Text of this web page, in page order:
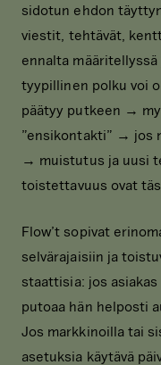
sidotun ehdon
viestit, tehtävät,
ennalta
tyypillinen polku voi
päätyy putkeen →
”ensikontakti” → jos
→ muistutus ja uusi
toistettavuus ovat
Flow’t sopivat
selvärajaisiin ja
staattisia: jos
putoaa hän helposti
Jos markkinoilla tai
asetuksia käytävä